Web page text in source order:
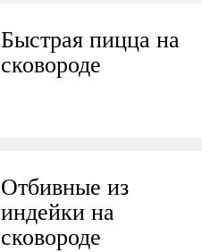
Быстрая пицца на
сковороде
Отбивные из
индейки на
сковороде